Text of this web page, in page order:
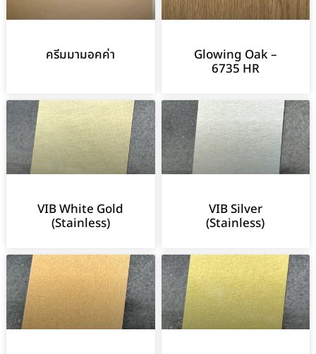
ครีมมามอคค่า Glowing Oak –
6735 HR
VIB White Gold
(Stainless)
VIB Silver
(Stainless)